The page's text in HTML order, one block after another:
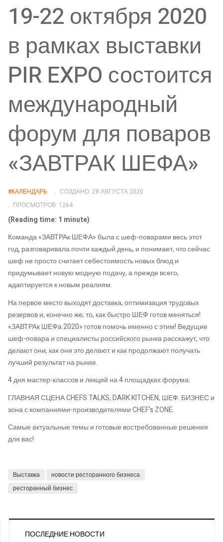
19-22 октября 2020
в рамках выставки
PIR EXPO состоится
международный
форум для поваров
«ЗАВТРАК ШЕФА»
#КАЛЕНДАРЬ
СОЗДАНО: 28 АВГУСТА 2020
ПРОСМОТРОВ: 1264
(Reading time: 1 minute)
Команда «ЗАВТРАк ШЕФА» была с шеф-поварами весь этот
год, разговаривала почти каждый день, и понимает, что сейчас
шеф не просто считает себестоимость новых блюд и
придумывает новую модную подачу, а прежде всего,
адаптируется к новым реалиям.
На первое место выходят доставка, оптимизация трудовых
резервов и, конечно же, то, как быстро ШЕФ готов меняться!
«ЗАВТРАк ШЕФа 2020» готов помочь именно с этим! Ведущие
шеф-повара и специалисты российского рынка расскажут, что
делают они, как они это делают и как продолжают получать
лучший результат на рынке.
4 дня мастер-классов и лекций на 4 площадках форума:
ГЛАВНАЯ СЦЕНА CHEFS TALKS, DARK KITCHEN, ШЕФ. БИЗНЕС и
зона с компаниями-производителями CHEF's ZONE.
Самые актуальные темы и готовые востребованные решения
для вас!
Выставка
новости ресторанного бизнеса
ресторанный бизнес
ПОСЛЕДНИЕ НОВОСТИ